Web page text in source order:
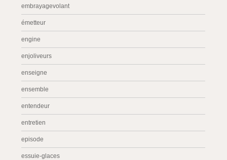
embrayagevolant
émetteur
engine
enjoliveurs
enseigne
ensemble
entendeur
entretien
episode
essuie-glaces